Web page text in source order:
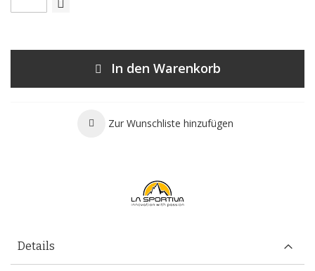
In den Warenkorb
Zur Wunschliste hinzufügen
Details